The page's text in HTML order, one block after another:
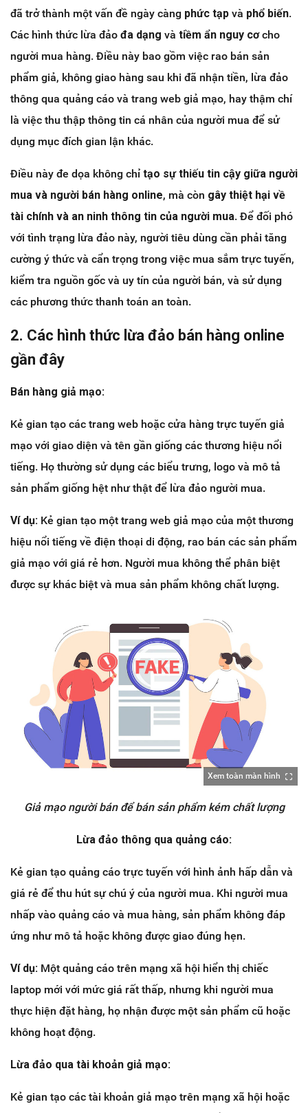
đã trở thành một vấn đề ngày càng phức tạp và phổ biến.
Các hình thức lừa đảo đa dạng và tiềm ẩn nguy cơcho
người mua hàng. Điều này bao gồm việc rao bán sản
phẩm giả, không giao hàng sau khi đã nhận tiền, lừa đảo
thông qua quảng cáo và trang web giả mạo, hay thậm chí
là việc thu thập thông tin cá nhân của người mua để sử
dụng mục đích gian lận khác.
Điều này đe dọa không chỉ tạo sự thiếu tin cậy giữa người
mua và người bán hàng online, mà còn gây thiệt hại về
tài chính và an ninh thông tin của người mua. Để đối phó
với tình trạng lừa đảo này, người tiêu dùng cần phải tăng
cường ý thức và cẩn trọng trong việc mua sắm trực tuyến,
kiểm tra nguồn gốc và uy tín của người bán, và sử dụng
các phương thức thanh toán an toàn.
2. Các hình thức lừa đảo bán hàng online
gần đây
Bán hàng giả mạo:
Kẻ gian tạo các trang web hoặc cửa hàng trực tuyến giả
mạo với giao diện và tên gần giống các thương hiệu nổi
tiếng. Họ thường sử dụng các biểu trưng, logo và mô tả
sản phẩm giống hệt như thật để lừa đảo người mua.
Ví dụ: Kẻ gian tạo một trang web giả mạo của một thương
hiệu nổi tiếng về điện thoại di động, rao bán các sản phẩm
giả mạo với giá rẻ hơn. Người mua không thể phân biệt
được sự khác biệt và mua sản phẩm không chất lượng.
Xem toàn màn hình
Giả mạo người bán để bán sản phẩm kém chất lượng
Lừa đảo thông qua quảng cáo:
Kẻ gian tạo quảng cáo trực tuyến với hình ảnh hấp dẫn và
giá rẻ để thu hút sự chú ý của người mua. Khi người mua
nhấp vào quảng cáo và mua hàng, sản phẩm không đáp
ứng như mô tả hoặc không được giao đúng hẹn.
Ví dụ: Một quảng cáo trên mạng xã hội hiển thị chiếc
laptop mới với mức giá rất thấp, nhưng khi người mua
thực hiện đặt hàng, họ nhận được một sản phẩm cũ hoặc
không hoạt động.
Lừa đảo qua tài khoản giả mạo:
Kẻ gian tạo các tài khoản giả mạo trên mạng xã hội hoặc